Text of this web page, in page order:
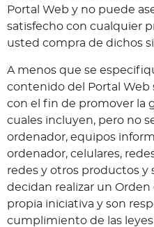
Portal Web y no puede
satisfecho con cualquier
usted compra de dichos
A menos que se
contenido del Portal
con el fin de promover la
cuales incluyen, pero no
ordenador, equipos
ordenador, celulares,
redes y otros productos y
decidan realizar un
propia iniciativa y son
cumplimiento de las leyes